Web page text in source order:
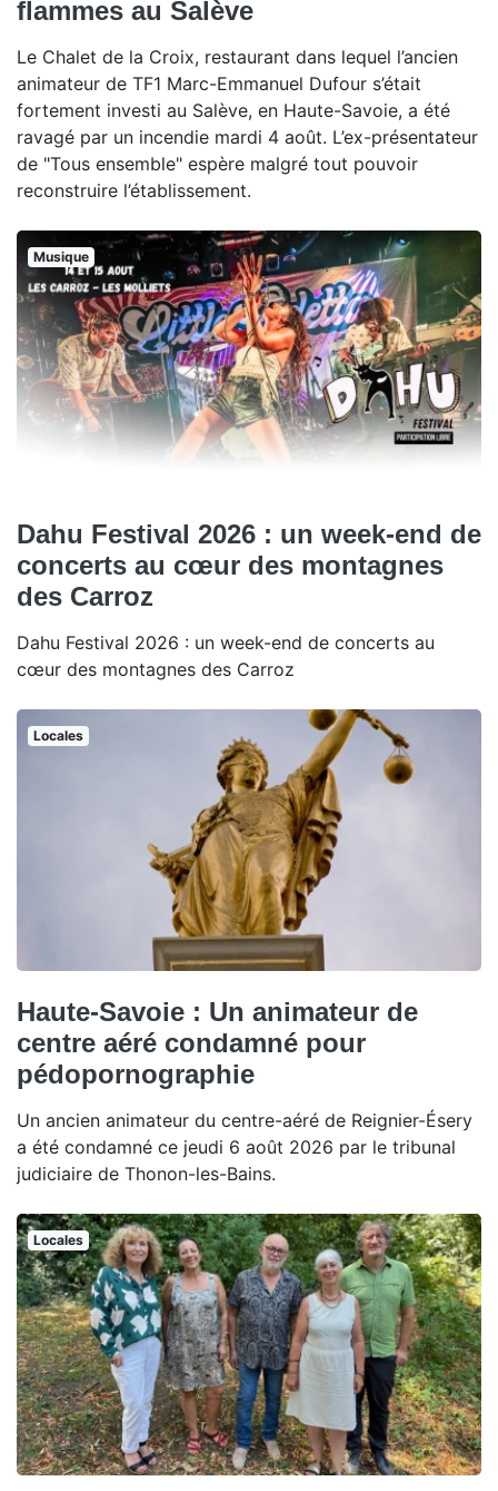
flammes au Salève
Le Chalet de la Croix, restaurant dans lequel l’ancien
animateur de TF1 Marc-Emmanuel Dufour s’était
fortement investi au Salève, en Haute-Savoie, a été
ravagé par un incendie mardi 4 août. L’ex-présentateur
de "Tous ensemble" espère malgré tout pouvoir
reconstruire l’établissement.
Musique
Dahu Festival 2026 : un week-end de
concerts au cœur des montagnes
des Carroz
Dahu Festival 2026 : un week-end de concerts au
cœur des montagnes des Carroz
Locales
Haute-Savoie : Un animateur de
centre aéré condamné pour
pédopornographie
Un ancien animateur du centre-aéré de Reignier-Ésery
a été condamné ce jeudi 6 août 2026 par le tribunal
judiciaire de Thonon-les-Bains.
Locales